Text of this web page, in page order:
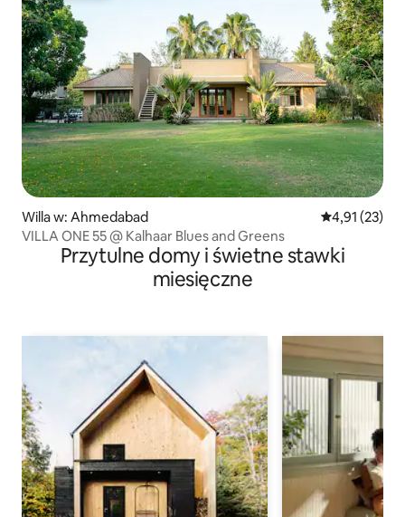
Willa w: Ahmedabad Średnia
4,91 (23)
VILLA ONE 55 @ Kalhaar Blues and Greens
Przytulne domy i świetne stawki
miesięczne